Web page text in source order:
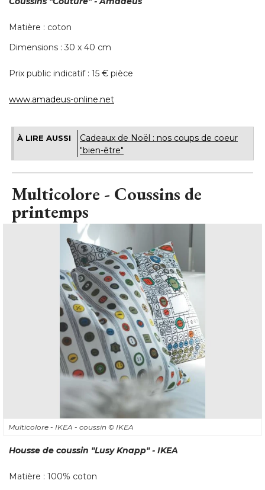
Matière : coton
Dimensions : 30 x 40 cm
Prix public indicatif : 15 € pièce
www.amadeus-online.net
À LIRE AUSSI
Cadeaux de Noël : nos coups de coeur
"bien-être"
Multicolore - Coussins de
printemps
Multicolore - IKEA - coussin © IKEA
Housse de coussin "Lusy Knapp" - IKEA
Matière : 100% coton